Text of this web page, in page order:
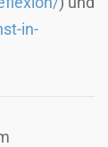
in-